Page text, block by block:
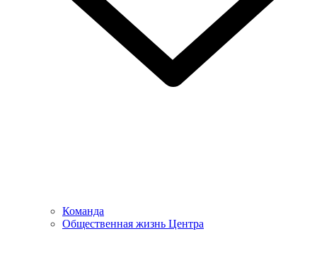
Команда
Общественная жизнь Центра